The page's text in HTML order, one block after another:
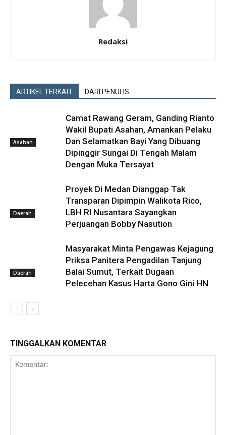
Redaksi
ARTIKEL TERKAIT DARI PENULIS
Asahan
Camat Rawang Geram, Ganding Rianto
Wakil Bupati Asahan, Amankan Pelaku
Dan Selamatkan Bayi Yang Dibuang
Dipinggir Sungai Di Tengah Malam
Dengan Muka Tersayat
Daerah
Proyek Di Medan Dianggap Tak
Transparan Dipimpin Walikota Rico,
LBH RI Nusantara Sayangkan
Perjuangan Bobby Nasution
Daerah
Masyarakat Minta Pengawas Kejagung
Priksa Panitera Pengadilan Tanjung
Balai Sumut, Terkait Dugaan
Pelecehan Kasus Harta Gono Gini HN
TINGGALKAN KOMENTAR